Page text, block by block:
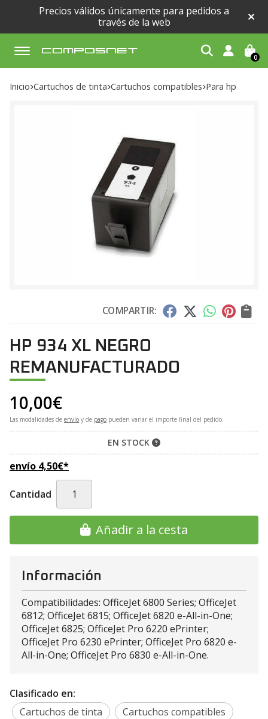
Precios válidos únicamente para pedidos a
través de la web
Buscar 0
Inicio cartuchos de tinta cartuchos compatibles para hp
COMPARTIR:
HP 934 XL NEGRO
REMANUFACTURADO
10,00€
Las modalidades de envío y de pago pueden variar el importe final del pedido.
EN STOCK
envío 4,50€*
Cantidad
Añadir a la cesta
Información
Compatibilidades: OfficeJet 6800 Series; OfficeJet
6812; OfficeJet 6815; OfficeJet 6820 e-All-in-One;
OfficeJet 6825; OfficeJet Pro 6220 ePrinter;
OfficeJet Pro 6230 ePrinter; OfficeJet Pro 6820 e-
All-in-One; OfficeJet Pro 6830 e-All-in-One.
Clasificado en:
Cartuchos de tinta
Cartuchos compatibles